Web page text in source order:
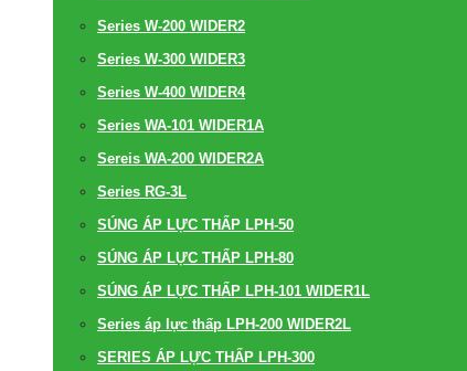
Series W-200 WIDER2
Series W-300 WIDER3
Series W-400 WIDER4
Series WA-101 WIDER1A
Sereis WA-200 WIDER2A
Series RG-3L
SÚNG ÁP LỰC THẤP LPH-50
SÚNG ÁP LỰC THẤP LPH-80
SÚNG ÁP LỰC THẤP LPH-101 WIDER1L
Series áp lực thấp LPH-200 WIDER2L
SERIES ÁP LỰC THẤP LPH-300